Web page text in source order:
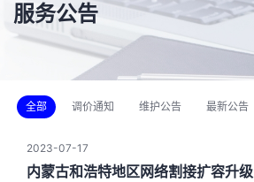
服务公告
全部 调价通知 维护公告 最新公告
2023-07-17
内蒙古和浩特地区网络割接扩容升级